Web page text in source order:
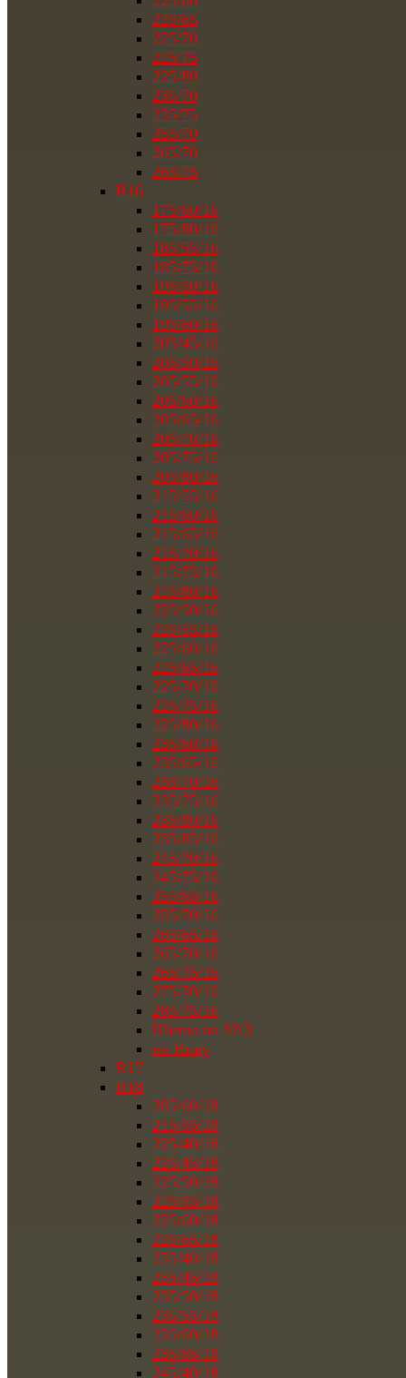
225/65
225/70
225/75
225/80
235/70
235/75
255/70
265/70
265/75
R16
175/60/16
175/80/16
185/55/16
185/75/16
195/50/16
195/55/16
195/60/16
205/45/16
205/50/16
205/55/16
205/60/16
205/65/16
205/70/16
205/75/16
205/80/16
215/55/16
215/60/16
215/65/16
215/70/16
215/75/16
215/80/16
225/50/16
225/55/16
225/60/16
225/65/16
225/70/16
225/75/16
225/80/16
235/60/16
235/65/16
235/70/16
235/75/16
235/80/16
235/85/16
245/70/16
245/75/16
255/65/16
255/70/16
265/65/16
265/70/16
265/75/16
275/70/16
285/75/16
Шины на УАЗ
на Ниву
R17
R18
285/60/18
215/55/18
225/40/18
225/45/18
225/50/18
225/55/18
225/60/18
225/65/18
235/40/18
235/45/18
235/50/18
235/55/18
235/60/18
235/65/18
245/40/18